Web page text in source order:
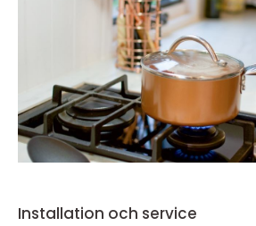
Installation och service